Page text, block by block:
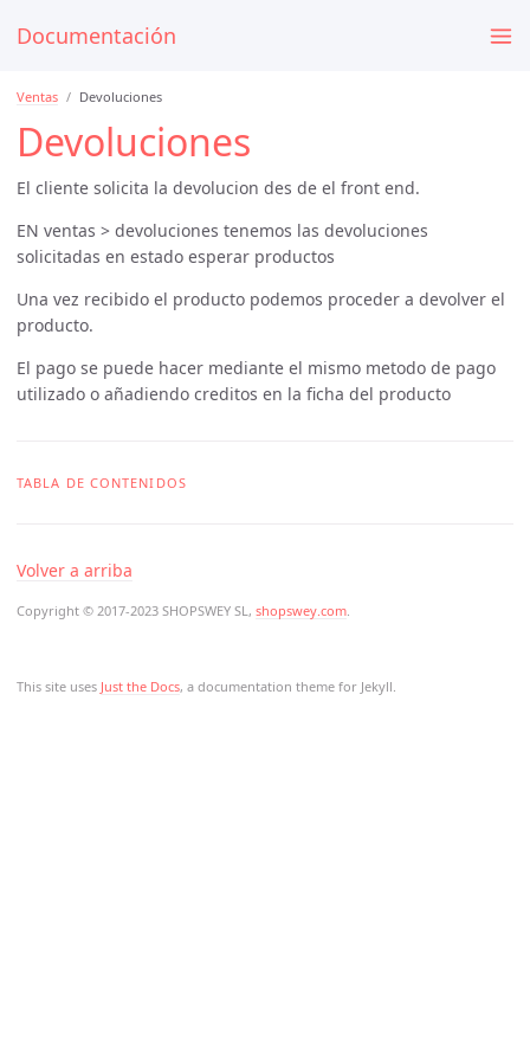
Documentación
This site uses Just the Docs, a documentation theme for Jekyll.
Ventas Devoluciones
Devoluciones
El cliente solicita la devolucion des de el front end.
EN ventas > devoluciones tenemos las devoluciones
solicitadas en estado esperar productos
Una vez recibido el producto podemos proceder a devolver el
producto.
El pago se puede hacer mediante el mismo metodo de pago
utilizado o añadiendo creditos en la ficha del producto
TABLA DE CONTENIDOS
Volver a arriba
Copyright © 2017-2023 SHOPSWEY SL, shopswey.com